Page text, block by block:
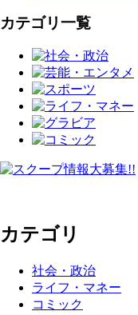
カテゴリ一覧
カテゴリ
社会・政治
ライフ・マネー
コミック